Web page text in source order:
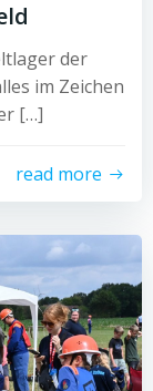
der
im Zeichen
[…]
read more